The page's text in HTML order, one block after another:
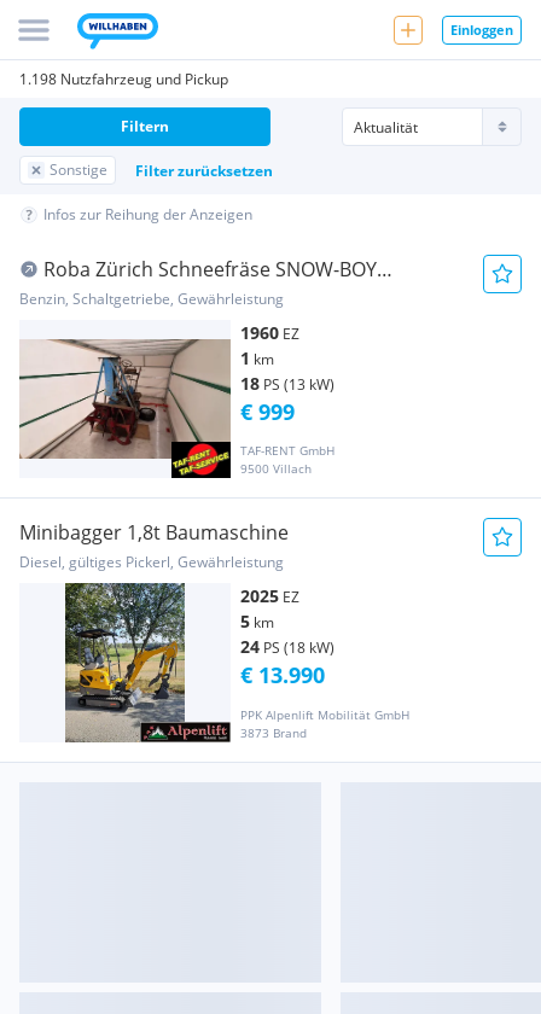
Einloggen
1.198 Nutzfahrzeug und Pickup
Sonstige Filter zurücksetzen
Filtern
Infos zur Reihung der Anzeigen
Roba Zürich Schneefräse SNOW-BOY
Universal Ober... Baumaschine
Benzin, Schaltgetriebe, Gewährleistung
1960 EZ
1 km
18 PS (13 kW)
TAF-RENT GmbH
9500 Villach
€ 999
Minibagger 1,8t Baumaschine
Diesel, gültiges Pickerl, Gewährleistung
2025 EZ
5 km
24 PS (18 kW)
PPK Alpenlift Mobilität GmbH
3873 Brand
€ 13.990